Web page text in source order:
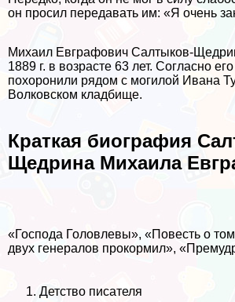
он просил передавать им: «Я очень
Михаил Евграфович Салтыков-
1889 г. в возрасте 63 лет. Согласно
похоронили рядом с могилой Ивана
Волковском кладбище.
Краткая биография
Щедрина Михаила
«Господа Головлевы», «Повесть о
двух генералов прокормил»,
Детство писателя